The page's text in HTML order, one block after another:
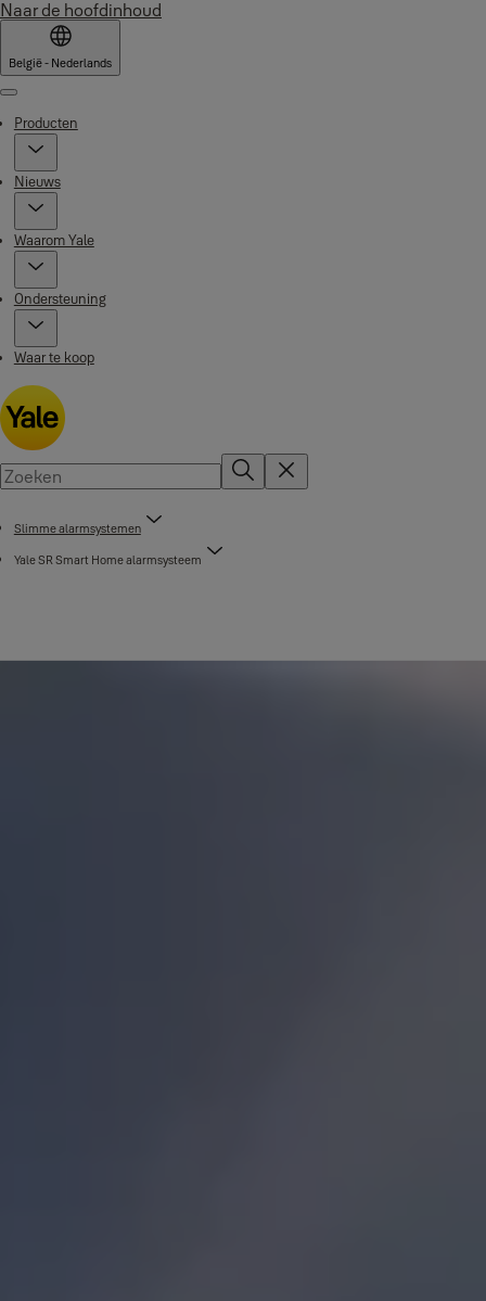
Naar de hoofdinhoud
België - Nederlands
Menu
Producten
Nieuws
Waarom Yale
Ondersteuning
Waar te koop
Slimme alarmsystemen
Yale SR Smart Home alarmsysteem